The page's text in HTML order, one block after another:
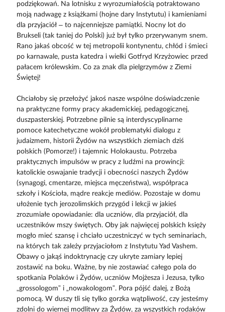
podziękowań. Na lotnisku z wyrozumiałością potraktowano
moją nadwagę z książkami (hojne dary Instytutu) i kamieniami
dla przyjaciół – to najcenniejsze pamiątki. Nocny lot do
Brukseli (tak taniej do Polski) już był tylko przerywanym snem.
Rano jakaś obcość w tej metropolii kontynentu, chłód i śmieci
po karnawale, pusta katedra i wielki Gotfryd Krzyżowiec przed
pałacem królewskim. Co za znak dla pielgrzymów z Ziemi
Świętej!
Chciałoby się przełożyć jakoś nasze wspólne doświadczenie
na praktyczne formy pracy akademickiej, pedagogicznej,
duszpasterskiej. Potrzebne pilnie są interdyscyplinarne
pomoce katechetyczne wokół problematyki dialogu z
judaizmem, historii Żydów na wszystkich ziemiach dziś
polskich (Pomorze!) i tajemnic Holokaustu. Potrzeba
praktycznych impulsów w pracy z ludźmi na prowincji:
katolickie oswajanie tradycji i obecności naszych Żydów
(synagogi, cmentarze, miejsca męczeństwa), współpraca
szkoły i Kościoła, mądre reakcje mediów. Pozostaje w domu
ułożenie tych jerozolimskich przygód i lekcji w jakieś
zrozumiałe opowiadanie: dla uczniów, dla przyjaciół, dla
uczestników mszy świętych. Oby jak najwięcej polskich księży
mogło mieć szansę i chciało uczestniczyć w tych seminariach,
na których tak zależy przyjaciołom z Instytutu Yad Vashem.
Obawy o jakąś indoktrynację czy ukryte zamiary lepiej
zostawić na boku. Ważne, by nie zostawiać całego pola do
spotkania Polaków i Żydów, uczniów Mojżesza i Jezusa, tylko
„grossologom” i „nowakologom”. Pora pójść dalej, z Bożą
pomocą. W duszy tli się tylko gorzka wątpliwość, czy jesteśmy
zdolni do wiernej modlitwy za Żydów, za wszystkich rodaków